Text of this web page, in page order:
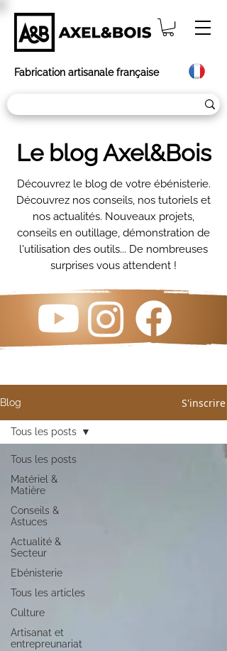
Fabrication artisanale française
Le blog Axel&Bois
Découvrez le blog de votre ébénisterie.
Découvrez nos conseils, nos tutoriels et
nos actualités. Nouveaux projets,
conseils en outillage, démonstration de
l'utilisation des outils... De nombreuses
surprises vous attendent !
Blog S'inscrire
Tous les posts
Matériel &
Matière
Conseils &
Astuces
Actualité &
Secteur
Ebénisterie
Tous les articles
Culture
Artisanat et
entrepreunariat
Tous les posts